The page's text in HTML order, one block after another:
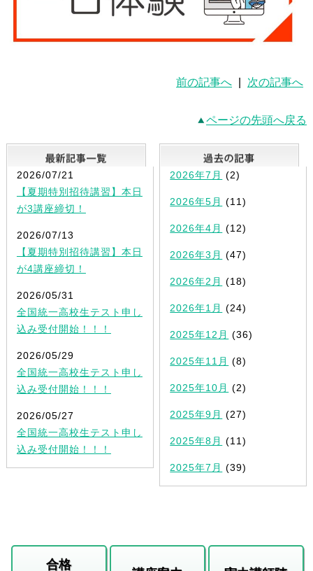
前の記事へ 次の記事へ
ページの先頭へ戻る
最新記事一覧
2026/07/21
【夏期特別招待講習】本日
が3講座締切！
2026/07/13
【夏期特別招待講習】本日
が4講座締切！
2026/05/31
全国統一高校生テスト申し
込み受付開始！！！
2026/05/29
全国統一高校生テスト申し
込み受付開始！！！
2026/05/27
全国統一高校生テスト申し
込み受付開始！！！
2026年7月 (2)
2026年5月 (11)
2026年4月 (12)
2026年3月 (47)
2026年2月 (18)
2026年1月 (24)
2025年12月 (36)
2025年11月 (8)
2025年10月 (2)
2025年9月 (27)
2025年8月 (11)
2025年7月 (39)
合格